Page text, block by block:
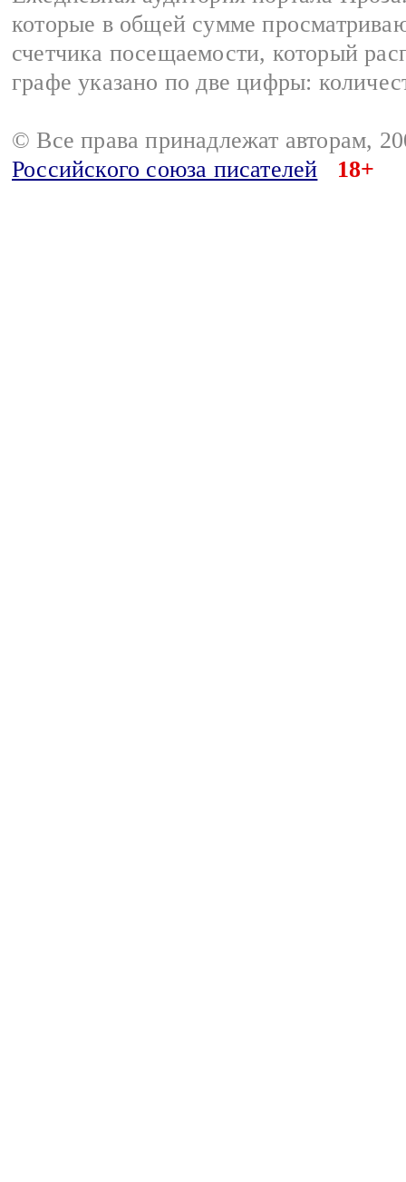
которые в общей сумме
счетчика посещаемости, который
графе указано по две цифры:
© Все права принадлежат авторам,
Российского союза писателей
18+